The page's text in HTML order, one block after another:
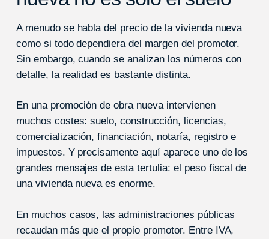
A menudo se habla del precio de la vivienda nueva
como si todo dependiera del margen del promotor.
Sin embargo, cuando se analizan los números con
detalle, la realidad es bastante distinta.
En una promoción de obra nueva intervienen
muchos costes: suelo, construcción, licencias,
comercialización, financiación, notaría, registro e
impuestos. Y precisamente aquí aparece uno de los
grandes mensajes de esta tertulia: el peso fiscal de
una vivienda nueva es enorme.
En muchos casos, las administraciones públicas
recaudan más que el propio promotor. Entre IVA,